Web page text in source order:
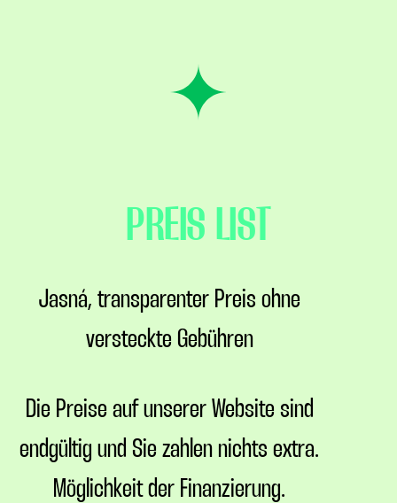
PREIS LIST
Jasná, transparenter Preis ohne
versteckte Gebühren
Die Preise auf unserer Website sind
endgültig und Sie zahlen nichts extra.
Möglichkeit der Finanzierung.